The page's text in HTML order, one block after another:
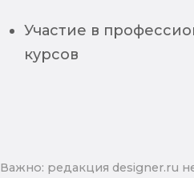
Участие в
курсов
Важно: pедакция designer.ru